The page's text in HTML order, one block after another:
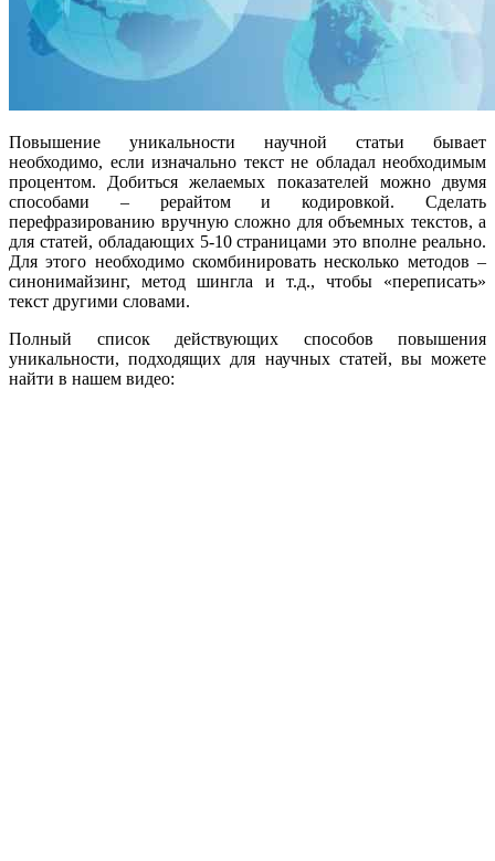
Повышение уникальности научной статьи бывает
необходимо, если изначально текст не обладал необходимым
процентом. Добиться желаемых показателей можно двумя
способами – рерайтом и кодировкой. Сделать
перефразированию вручную сложно для объемных текстов, а
для статей, обладающих 5-10 страницами это вполне реально.
Для этого необходимо скомбинировать несколько методов –
синонимайзинг, метод шингла и т.д., чтобы «переписать»
текст другими словами.
Полный список действующих способов повышения
уникальности, подходящих для научных статей, вы можете
найти в нашем видео: